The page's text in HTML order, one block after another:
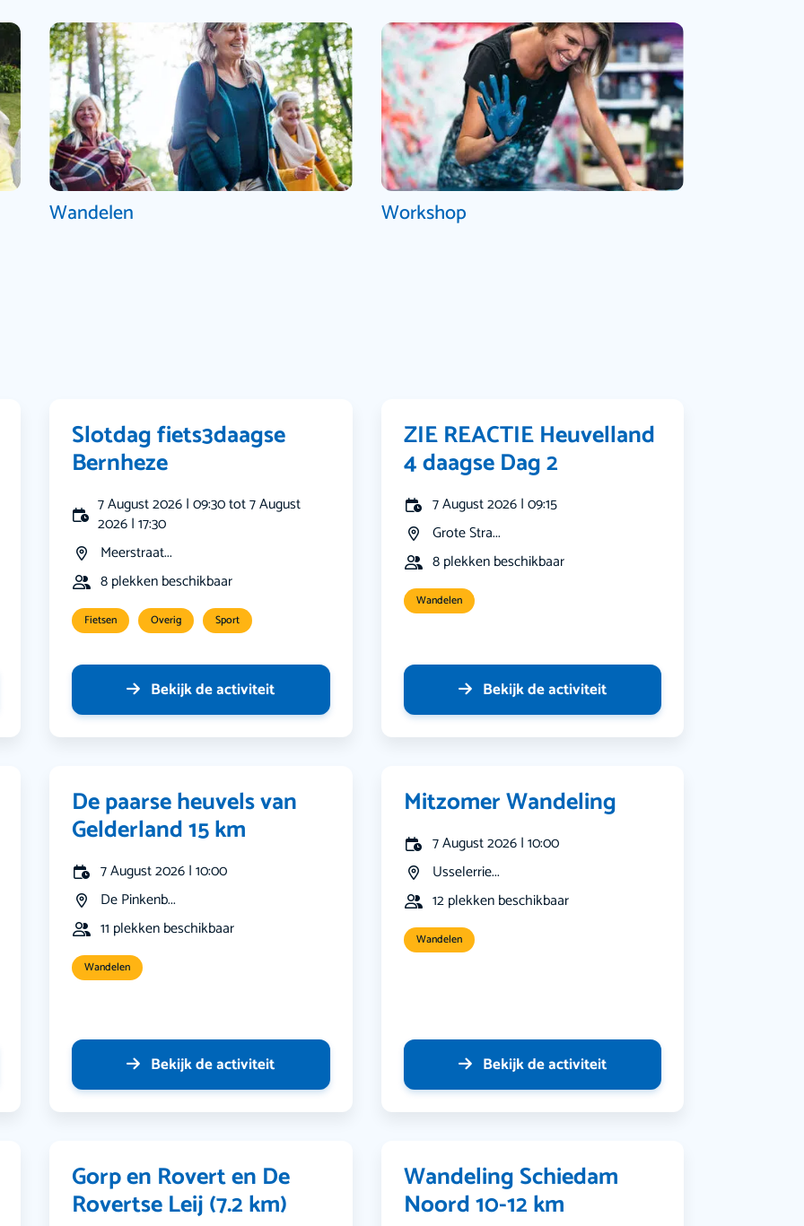
Wandelen Workshop
Slotdag fiets3daagse
Bernheze
7 August 2026 | 09:30 tot 7 August
2026 | 17:30
Meerstraat...
8 plekken beschikbaar
Fietsen Overig Sport
Bekijk de activiteit
ZIE REACTIE Heuvelland
4 daagse Dag 2
7 August 2026 | 09:15
Grote Stra...
8 plekken beschikbaar
Wandelen
Bekijk de activiteit
De paarse heuvels van
Gelderland 15 km
7 August 2026 | 10:00
De Pinkenb...
11 plekken beschikbaar
Wandelen
Bekijk de activiteit
Mitzomer Wandeling
7 August 2026 | 10:00
Usselerrie...
12 plekken beschikbaar
Wandelen
Bekijk de activiteit
Gorp en Rovert en De
Rovertse Leij (7.2 km)
Wandeling Schiedam
Noord 10-12 km